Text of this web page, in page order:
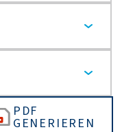
PDF
GENERIEREN